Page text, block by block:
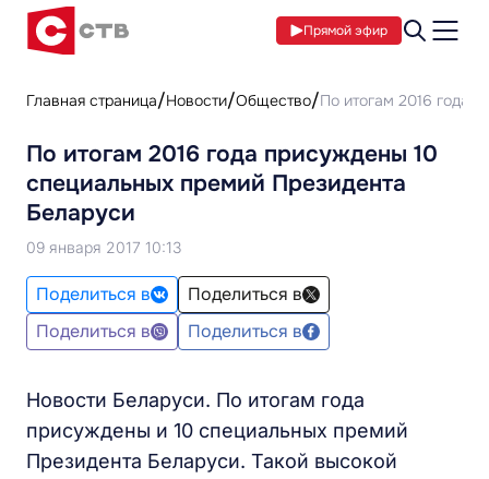
Прямой эфир
Главная страница Новости Общество По итогам 2016 года
По итогам 2016 года присуждены 10
специальных премий Президента
Беларуси
09 января 2017 10:13
Поделиться в
Поделиться в
Поделиться в
Поделиться в
Новости Беларуси. По итогам года
присуждены и 10 специальных премий
Президента Беларуси. Такой высокой